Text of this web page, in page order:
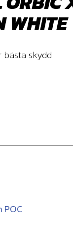
WHITE
skydd